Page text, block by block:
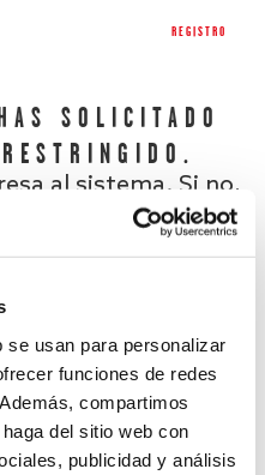
usan para personalizar
funciones de redes
compartimos
del sitio web con
publicidad y análisis
REGISTRO
SOLICITADO
al sistema. Si no,